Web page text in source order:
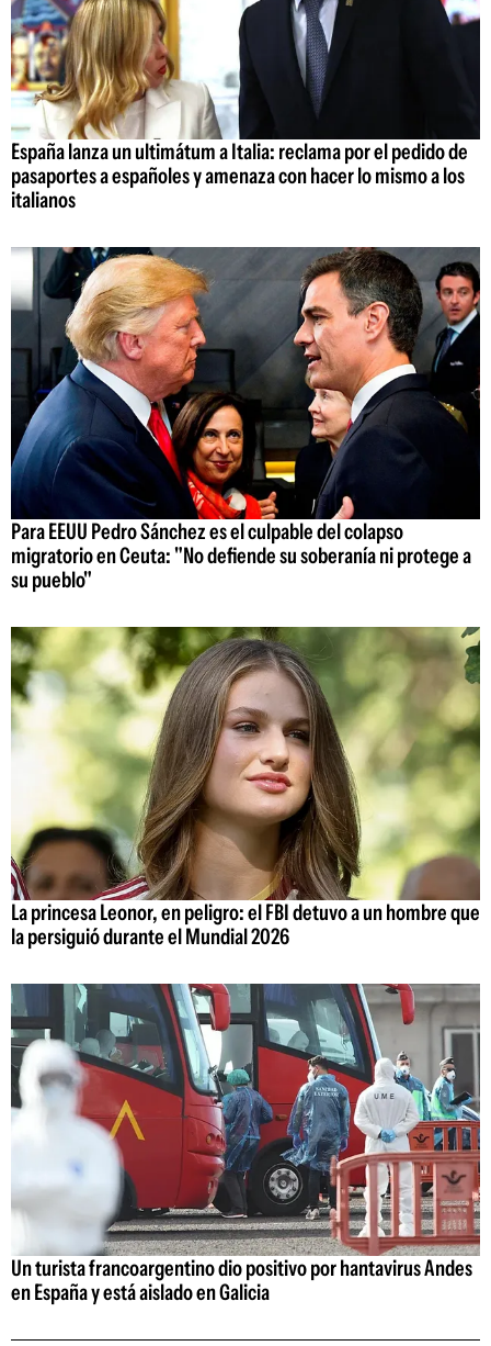
España lanza un ultimátum a Italia: reclama por el pedido de
pasaportes a españoles y amenaza con hacer lo mismo a los
italianos
Para EEUU Pedro Sánchez es el culpable del colapso
migratorio en Ceuta: "No defiende su soberanía ni protege a
su pueblo"
La princesa Leonor, en peligro: el FBI detuvo a un hombre que
la persiguió durante el Mundial 2026
Un turista francoargentino dio positivo por hantavirus Andes
en España y está aislado en Galicia